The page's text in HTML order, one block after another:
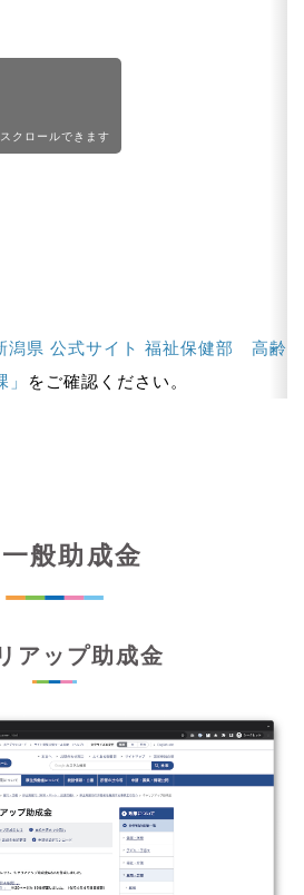
潟県 公式サイト 福祉保健部 高齢
をご確認ください。
スクロールできます
般助成金
アップ助成金